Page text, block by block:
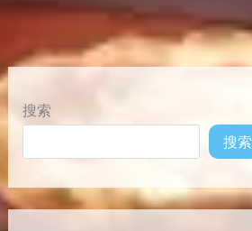
搜索
搜索